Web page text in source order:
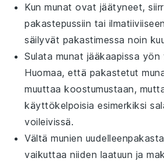
Kunmunat ovat jäätyneet,
pakastepussiin tai
säilyvät pakastimessa noin
Sulata munat jääkaapissa
Huomaa, että pakastetut
muuttaa koostumustaan,
käyttökelpoisia esimerkiksi
voileivissä.
Vältämunien
vaikuttaa niiden laatuun ja